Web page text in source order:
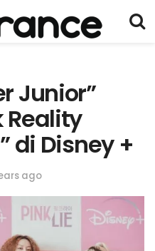
Junior”
Reality
di Disney +
ago